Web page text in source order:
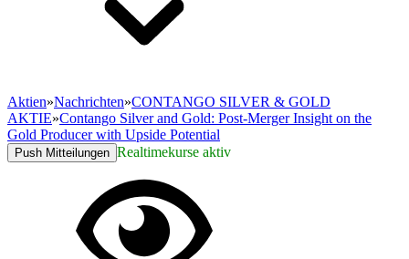
Aktien»Nachrichten»CONTANGO SILVER & GOLD
AKTIE»Contango Silver and Gold: Post-Merger Insight on the
Gold Producer with Upside Potential
Push Mitteilungen Realtimekurse aktiv